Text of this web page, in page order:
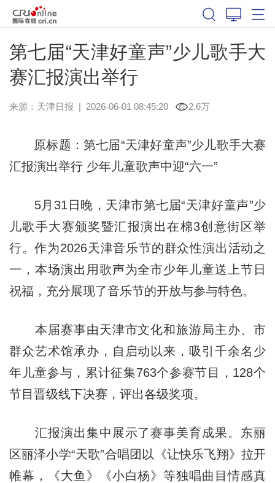
第七届“天津好童声”少儿歌手大
赛汇报演出举行
来源： 天津日报 | 2026-06-01 08:45:20 2.6万
原标题：第七届“天津好童声”少儿歌手大赛
汇报演出举行 少年儿童歌声中迎“六一”
5月31日晚，天津市第七届“天津好童声”少
儿歌手大赛颁奖暨汇报演出在棉3创意街区举
行。作为2026天津音乐节的群众性演出活动之
一，本场演出用歌声为全市少年儿童送上节日
祝福，充分展现了音乐节的开放与参与特色。
本届赛事由天津市文化和旅游局主办、市
群众艺术馆承办，自启动以来，吸引千余名少
年儿童参与，累计征集763个参赛节目，128个
节目晋级线下决赛，评出各级奖项。
汇报演出集中展示了赛事美育成果。东丽
区丽泽小学“天歌”合唱团以《让快乐飞翔》拉开
帷幕，《大鱼》《小白杨》等独唱曲目情感真